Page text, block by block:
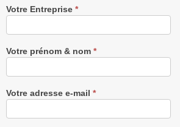
Recevez
notre
gratuitement
Votre Entreprise *
Votre prénom & nom *
Votre adresse e-mail *